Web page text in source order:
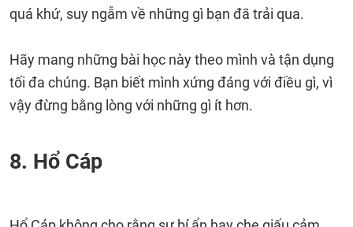
quá khứ, suy ngẫm về những gì bạn đã trải qua.
Hãy mang những bài học này theo mình và tận dụng
tối đa chúng. Bạn biết mình xứng đáng với điều gì, vì
vậy đừng bằng lòng với những gì ít hơn.
8. Hổ Cáp